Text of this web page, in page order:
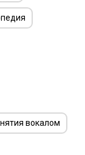
вокалом